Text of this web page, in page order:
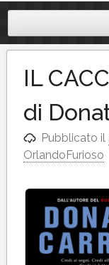
IL
di
Pubblicato il
OrlandoFurioso